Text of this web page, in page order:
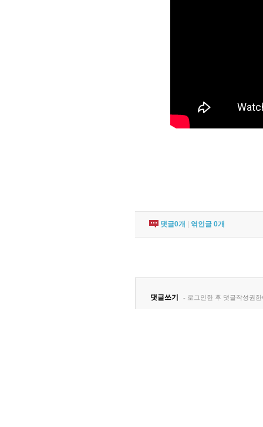
댓글0개 엮인글 0개